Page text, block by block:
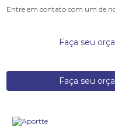
Entre em contato com um de
Faça seu
Faça seu